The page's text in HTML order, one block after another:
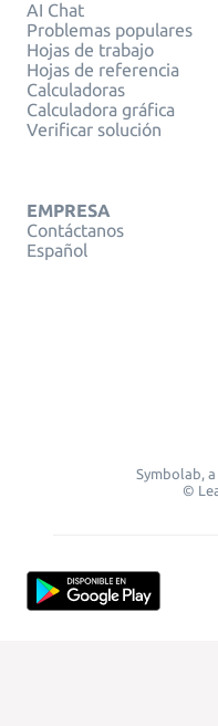
AI Chat
Problemas populares
Hojas de trabajo
Hojas de referencia
Calculadoras
Calculadora gráfica
Verificar solución
EMPRESA
Contáctanos
Español
Symbolab,
©